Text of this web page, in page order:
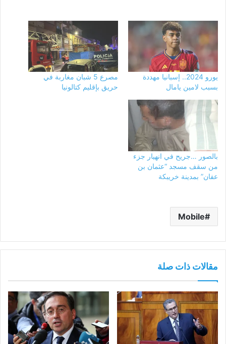
يورو 2024.. إسبانيا مهددة
بسبب لامين يامال
مصرع 5 شبان مغاربة في
حريق بإقليم كتالونيا
بالصور …جريح في انهيار جزء
من سقف مسجد “عثمان بن
عفان” بمدينة خريبكة
Mobile
مقالات ذات صلة